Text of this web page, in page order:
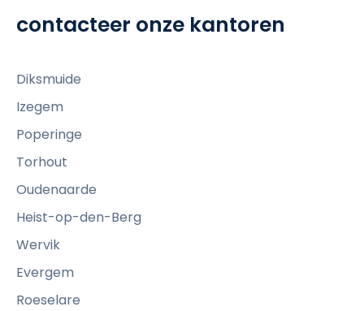
contacteer onze kantoren
Diksmuide
Izegem
Poperinge
Torhout
Oudenaarde
Heist-op-den-Berg
Wervik
Evergem
Roeselare